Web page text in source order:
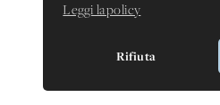
Leggi la policy
Rifiuta